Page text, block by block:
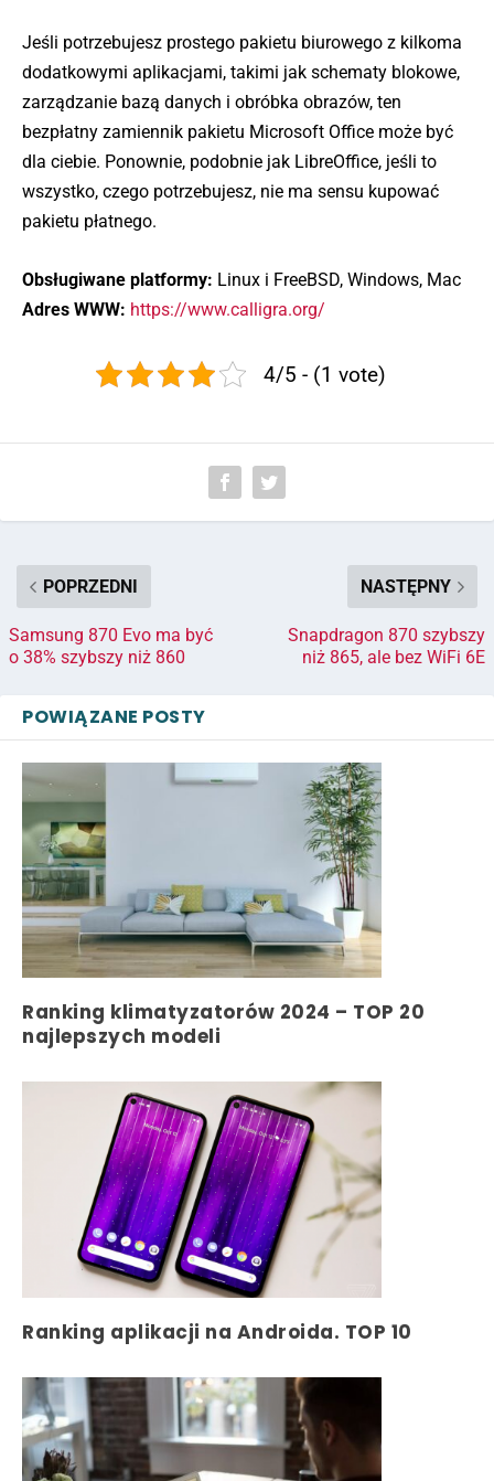
Jeśli potrzebujesz prostego pakietu biurowego z kilkoma
dodatkowymi aplikacjami, takimi jak schematy blokowe,
zarządzanie bazą danych i obróbka obrazów, ten
bezpłatny zamiennik pakietu Microsoft Office może być
dla ciebie. Ponownie, podobnie jak LibreOffice, jeśli to
wszystko, czego potrzebujesz, nie ma sensu kupować
pakietu płatnego.
Obsługiwane platformy: Linux i FreeBSD, Windows, Mac
Adres WWW: https://www.calligra.org/
4/5 - (1 vote)
POPRZEDNI
Samsung 870 Evo ma być
o 38% szybszy niż 860
NASTĘPNY
Snapdragon 870 szybszy
niż 865, ale bez WiFi 6E
POWIĄZANE POSTY
Ranking klimatyzatorów 2024 – TOP 20
najlepszych modeli
Ranking aplikacji na Androida. TOP 10